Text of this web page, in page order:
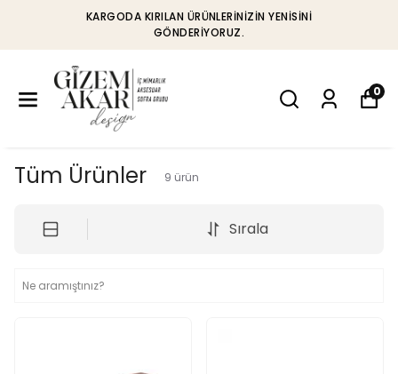
KARGODA KIRILAN ÜRÜNLERINIZIN YENISINI
GÖNDERIYORUZ.
0
Tüm Ürünler 9 ürün
Sırala